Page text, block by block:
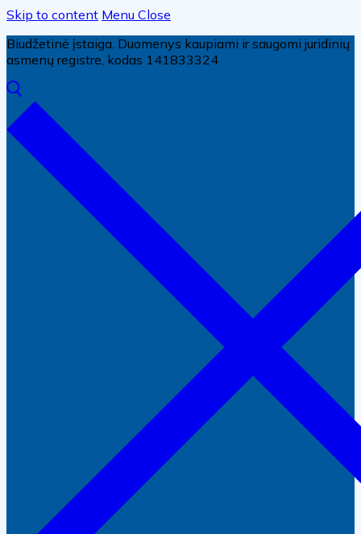
Skip to content Menu Close
Biudžetinė įstaiga. Duomenys kaupiami ir saugomi juridinių
asmenų registre, kodas 141833324